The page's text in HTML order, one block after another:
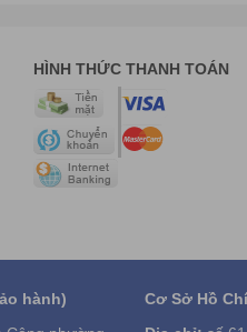
HÌNH THỨC THANH TOÁN
hành)
Cơ Sở Hồ